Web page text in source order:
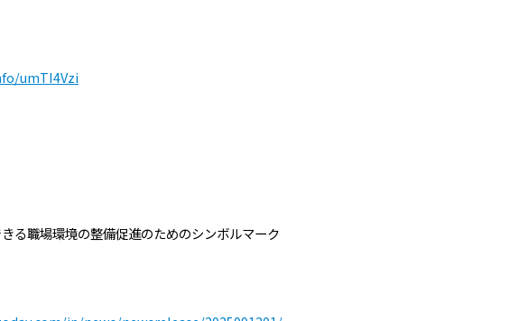
umTI4Vzi
る職場環境の整備促進のためのシンボルマーク